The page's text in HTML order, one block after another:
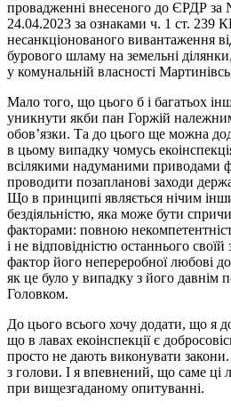
провадженні внесеного до ЄРДР за
24.04.2023 за ознаками ч. 1 ст. 239
несанкціонованого вивантаження
бурового шламу на земельні
у комунальній власності
Мало того, що цього б і багатьох
уникнути якби пан Горжій
обов’язки. Та до цього ще можна
в цьому випадку чомусь
всілякими надуманими приводами
проводити позапланові заходи
Що в принципі являється нічим
бездіяльністю, яка може бути
факторами: повною
і не відповідністю останнього
фактор його непереробної любові
як це було у випадку з його давнім
Головком.
До цього всього хочу додати, що я
що в лавах екоінспекції є
просто не дають виконувати
з голови. І я впевнений, що саме ці
при вищезгаданому опитуванні.